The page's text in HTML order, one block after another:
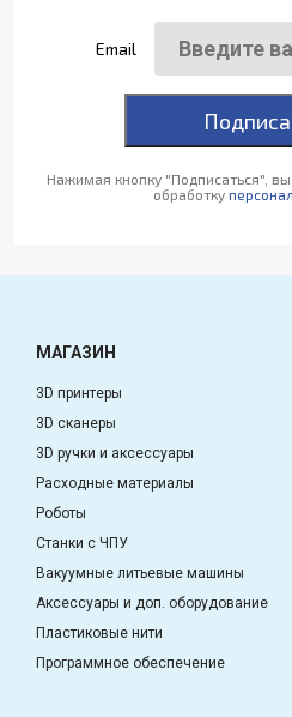
Email
Нажимая кнопку "Подписаться",
обработку
МАГАЗИН
3D принтеры
3D сканеры
3D ручки и аксессуары
Расходные материалы
Роботы
Станки с ЧПУ
Вакуумные литьевые машины
Аксессуары и доп. оборудование
Пластиковые нити
Программное обеспечение